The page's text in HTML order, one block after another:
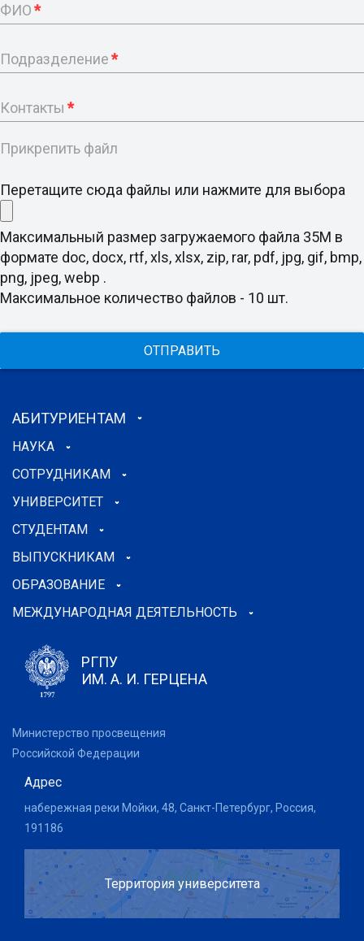
ФИО*
Подразделение*
Контакты *
Прикрепить файл
Перетащите сюда файлы или нажмите для выбора
Максимальный размер загружаемого файла 35M в
формате doc, docx, rtf, xls, xlsx, zip, rar, pdf, jpg, gif, bmp,
png, jpeg, webp .
Максимальное количество файлов - 10 шт.
ОТПРАВИТЬ
АБИТУРИЕНТАМ
НАУКА
СОТРУДНИКАМ
УНИВЕРСИТЕТ
СТУДЕНТАМ
ВЫПУСКНИКАМ
ОБРАЗОВАНИЕ
МЕЖДУНАРОДНАЯ ДЕЯТЕЛЬНОСТЬ
РГПУ
ИМ. А. И. ГЕРЦЕНА
Министерство просвещения
Российской Федерации
Адрес
набережная реки Мойки, 48, Санкт-Петербург, Россия,
191186
Территория университета